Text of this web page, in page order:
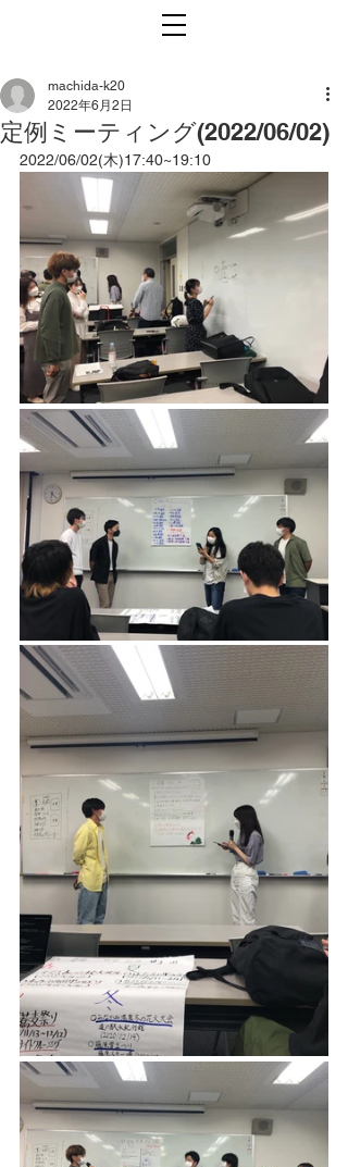
定例ミーティング(2022/06/02)
machida-k20
2022年6月2日
2022/06/02(木)17:40~19:10